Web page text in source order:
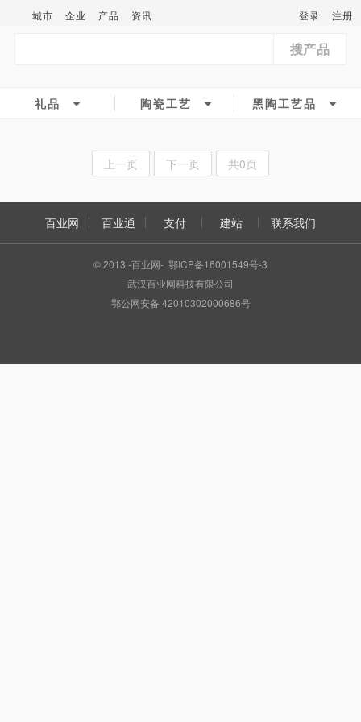
城市 企业 产品 资讯 登录 注册
搜产品
礼品 陶瓷工艺 黑陶工艺品
上一页 下一页 共0页
百业网 百业通 支付 建站 联系我们
© 2013 -百业网- 鄂ICP备16001549号-3
武汉百业网科技有限公司
鄂公网安备 42010302000686号